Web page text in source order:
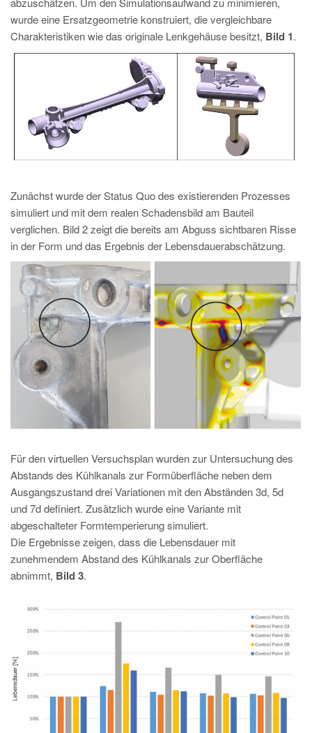
wurde eine Ersatzgeometrie konstruiert, die vergleichbare
Charakteristiken wie das originale Lenkgehäuse besitzt, Bild 1.
Zunächst wurde der Status Quo des existierenden Prozesses
simuliert und mit dem realen Schadensbild am Bauteil
verglichen. Bild 2 zeigt die bereits am Abguss sichtbaren Risse
in der Form und das Ergebnis der Lebensdauerabschätzung.
Für den virtuellen Versuchsplan wurden zur Untersuchung des
Abstands des Kühlkanals zur Formüberfläche neben dem
Ausgangszustand drei Variationen mit den Abständen 3d, 5d
und 7d definiert. Zusätzlich wurde eine Variante mit
abgeschalteter Formtemperierung simuliert.
Die Ergebnisse zeigen, dass die Lebensdauer mit
zunehmendem Abstand des Kühlkanals zur Oberfläche
abnimmt, Bild 3.